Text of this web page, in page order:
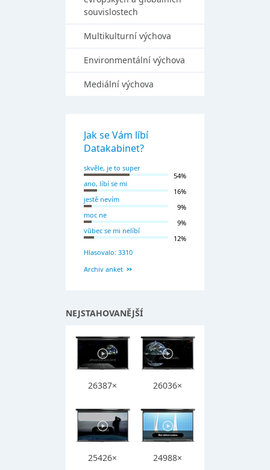
souvislostech
Multikulturní výchova
Environmentální výchova
Mediální výchova
Jak se Vám líbí
Datakabinet?
skvěle, je to super
54%
ano, líbí se mi
16%
jestě nevím
9%
moc ne
9%
vůbec se mi nelíbí
12%
Hlasovalo: 3310
Archiv anket
NEJSTAHOVANĚJŠÍ
26387× 26036×
25426× 24988×